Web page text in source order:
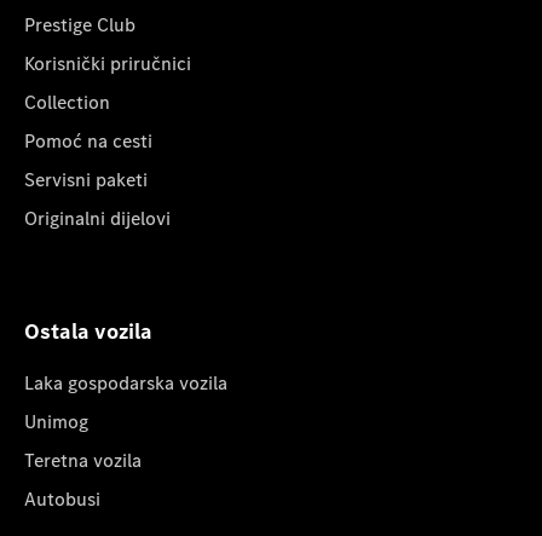
Prestige Club
Korisnički priručnici
Collection
Pomoć na cesti
Servisni paketi
Originalni dijelovi
Ostala vozila
Laka gospodarska vozila
Unimog
Teretna vozila
Autobusi